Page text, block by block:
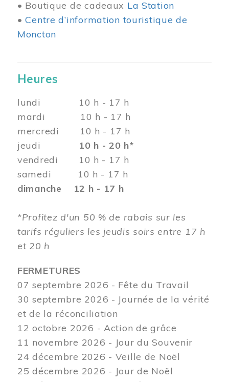
• Boutique de cadeaux La Station
•Centre d’information touristique de
Moncton
Heures
lundi 10 h - 17 h
mardi 10 h - 17 h
mercredi 10 h - 17 h
jeudi 10 h - 20 h*
vendredi 10 h - 17 h
samedi 10 h - 17 h
dimanche 12 h - 17 h
*Profitez d'un 50 % de rabais sur les
tarifs réguliers les jeudis soirs entre 17 h
et 20 h
FERMETURES
07 septembre 2026 - Fête du Travail
30 septembre 2026 - Journée de la vérité
et de la réconciliation
12 octobre 2026 - Action de grâce
11 novembre 2026 - Jour du Souvenir
24 décembre 2026 - Veille de Noël
25 décembre 2026 - Jour de Noël